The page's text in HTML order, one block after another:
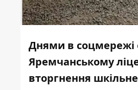
Днями в соцмережі
Яремчанському
вторгнення